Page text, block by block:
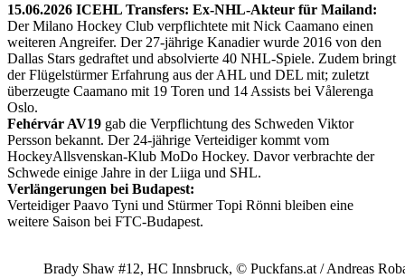
15.06.2026 ICEHL Transfers: Ex-NHL-Akteur für Mailand:
Der Milano Hockey Club verpflichtete mit Nick Caamano einen
weiteren Angreifer. Der 27-jährige Kanadier wurde 2016 von den
Dallas Stars gedraftet und absolvierte 40 NHL-Spiele. Zudem bringt
der Flügelstürmer Erfahrung aus der AHL und DEL mit; zuletzt
überzeugte Caamano mit 19 Toren und 14 Assists bei Vålerenga
Oslo.
Fehérvár AV19 gab die Verpflichtung des Schweden Viktor
Persson bekannt. Der 24-jährige Verteidiger kommt vom
HockeyAllsvenskan-Klub MoDo Hockey. Davor verbrachte der
Schwede einige Jahre in der Liiga und SHL.
Verlängerungen bei Budapest:
Verteidiger Paavo Tyni und Stürmer Topi Rönni bleiben eine
weitere Saison bei FTC-Budapest.
Brady Shaw #12, HC Innsbruck, © Puckfans.at / Andreas